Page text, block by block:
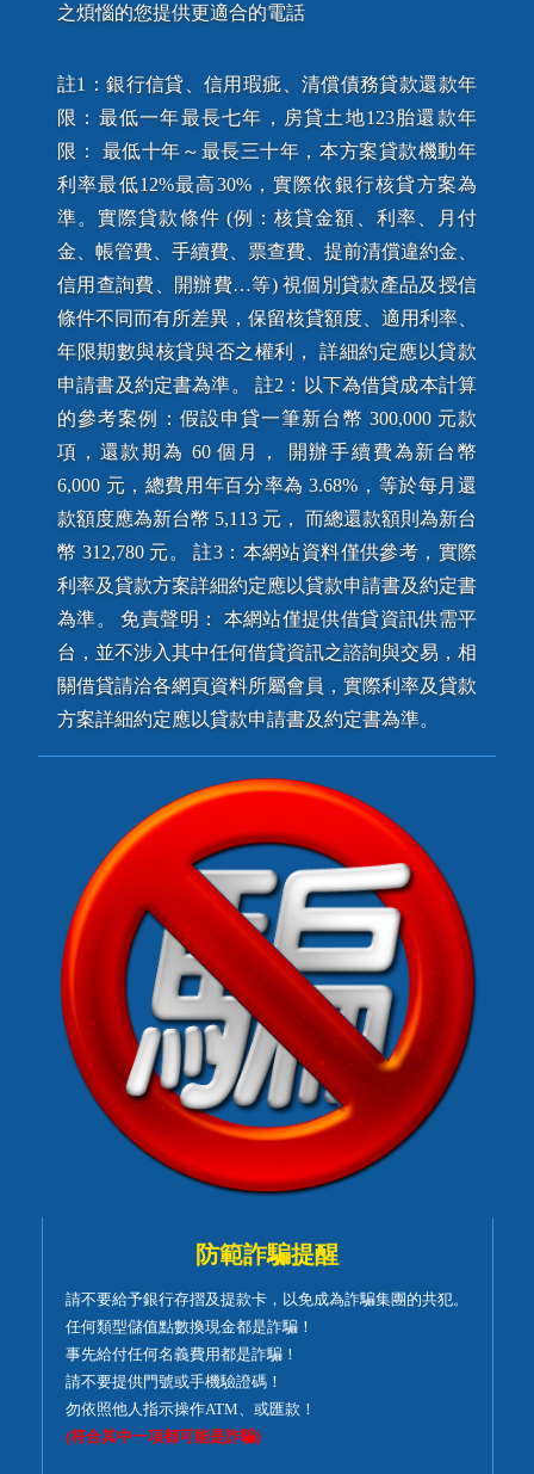
之煩惱的您提供更適合的電話
註1：銀行信貸、信用瑕疵、清償債務貸款還款年
限：最低一年最長七年，房貸土地123胎還款年
限： 最低十年～最長三十年，本方案貸款機動年
利率最低12%最高30%，實際依銀行核貸方案為
準。實際貸款條件 (例：核貸金額、利率、月付
金、帳管費、手續費、票查費、提前清償違約金、
信用查詢費、開辦費…等) 視個別貸款產品及授信
條件不同而有所差異，保留核貸額度、適用利率、
年限期數與核貸與否之權利， 詳細約定應以貸款
申請書及約定書為準。 註2：以下為借貸成本計算
的參考案例：假設申貸一筆新台幣 300,000 元款
項，還款期為 60 個月， 開辦手續費為新台幣
6,000 元，總費用年百分率為 3.68%，等於每月還
款額度應為新台幣 5,113 元， 而總還款額則為新台
幣 312,780 元。 註3：本網站資料僅供參考，實際
利率及貸款方案詳細約定應以貸款申請書及約定書
為準。 免責聲明： 本網站僅提供借貸資訊供需平
台，並不涉入其中任何借貸資訊之諮詢與交易，相
關借貸請洽各網頁資料所屬會員，實際利率及貸款
方案詳細約定應以貸款申請書及約定書為準。
防範詐騙提醒
請不要給予銀行存摺及提款卡，以免成為詐騙集團的共犯。
任何類型儲值點數換現金都是詐騙！
事先給付任何名義費用都是詐騙！
請不要提供門號或手機驗證碼！
勿依照他人指示操作ATM、或匯款！
(符合其中一項都可能是詐騙)